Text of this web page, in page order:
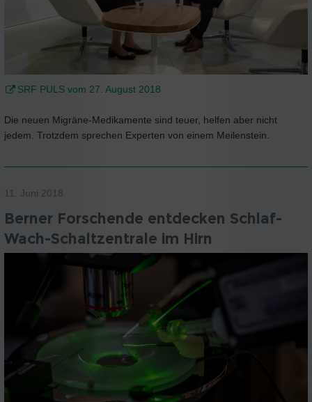
SRF PULS vom 27. August 2018
Die neuen Migräne-Medikamente sind teuer, helfen aber nicht
jedem. Trotzdem sprechen Experten von einem Meilenstein.
11. Juni 2018
Berner Forschende entdecken Schlaf-
Wach-Schaltzentrale im Hirn